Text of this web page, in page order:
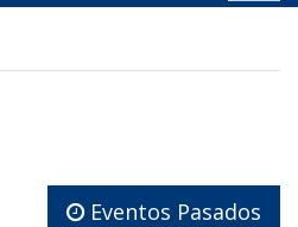
Eventos Pasados